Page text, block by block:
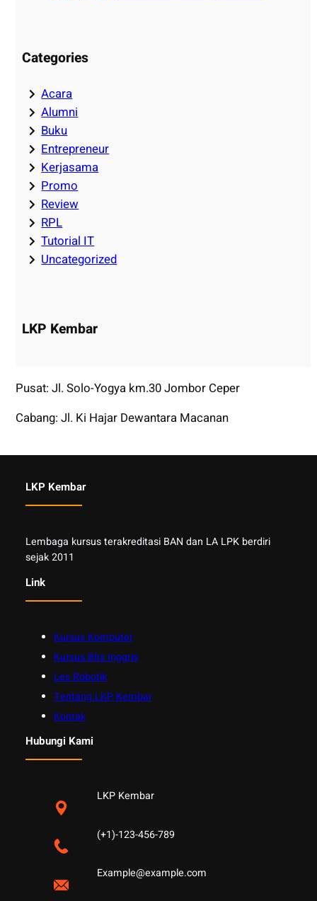
Categories
Acara
Alumni
Buku
Entrepreneur
Kerjasama
Promo
Review
RPL
Tutorial IT
Uncategorized
LKP Kembar
Pusat: Jl. Solo-Yogya km.30 Jombor Ceper
Cabang: Jl. Ki Hajar Dewantara Macanan
LKP Kembar
Lembaga kursus terakreditasi BAN dan LA LPK berdiri
sejak 2011
Link
Kursus Komputer
Kursus Bhs Inggris
Les Robotik
Tentang LKP Kembar
Kontak
Hubungi Kami
LKP Kembar
(+1)-123-456-789
Example@example.com